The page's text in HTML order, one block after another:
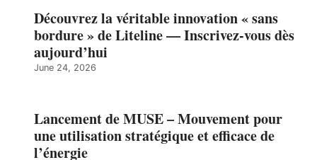
Découvrez la véritable innovation « sans
bordure » de Liteline — Inscrivez-vous dès
aujourd’hui
June 24, 2026
Lancement de MUSE – Mouvement pour
une utilisation stratégique et efficace de
l’énergie